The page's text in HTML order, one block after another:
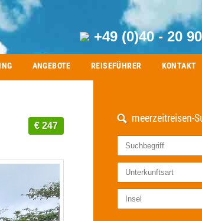
+49 (0)40 - 20
ANGEBOTE REISEFÜHRER KONTAKT
€ 247
meerzeitreisen-